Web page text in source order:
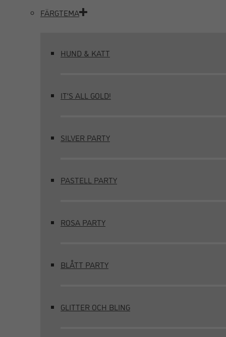
FÄRGTEMA
HUND & KATT
IT’S ALL GOLD!
SILVER PARTY
PASTELL PARTY
ROSA PARTY
BLÅTT PARTY
GLITTER OCH BLING